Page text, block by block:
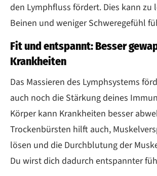
den Lymphfluss fördert. Dies kann zu
Beinen und weniger Schweregefühl
Fit und entspannt: Besser
Krankheiten
Das Massieren des Lymphsystems
auch noch die Stärkung deines
Körper kann Krankheiten besser
Trockenbürsten hilft auch,
lösen und die Durchblutung der
Du wirst dich dadurch entspannter